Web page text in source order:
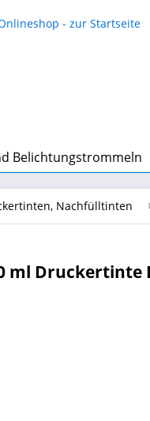
Belichtungstrommeln
Nachfülltinten
ml Druckertinte